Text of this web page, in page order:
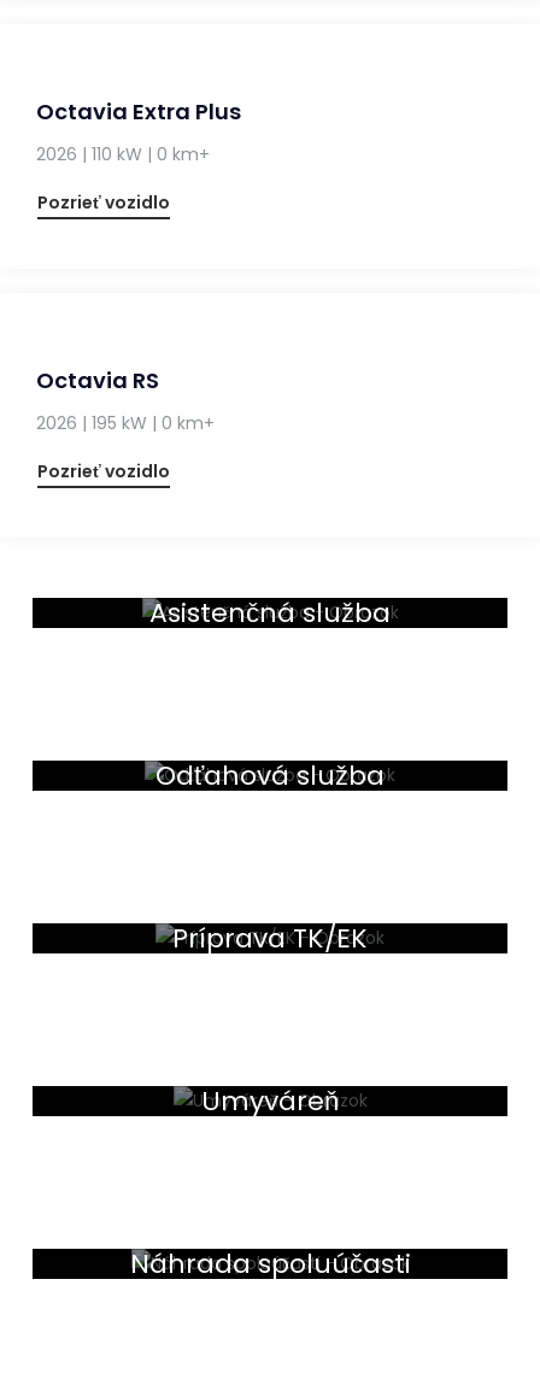
Octavia Extra Plus
2026 | 110 kW | 0 km+
Pozrieť vozidlo
Octavia RS
2026 | 195 kW | 0 km+
Pozrieť vozidlo
Asistenčná služba
Odťahová služba
Príprava TK/EK
Umyváreň
Náhrada spoluúčasti